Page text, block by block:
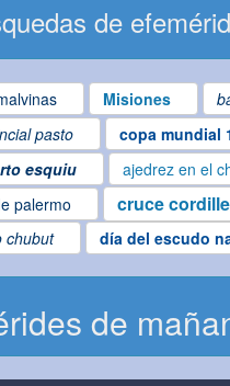
de
Misiones
pasto
copa mundial
esquiu
ajedrez en el
palermo
cruce
chubut día del escudo
de